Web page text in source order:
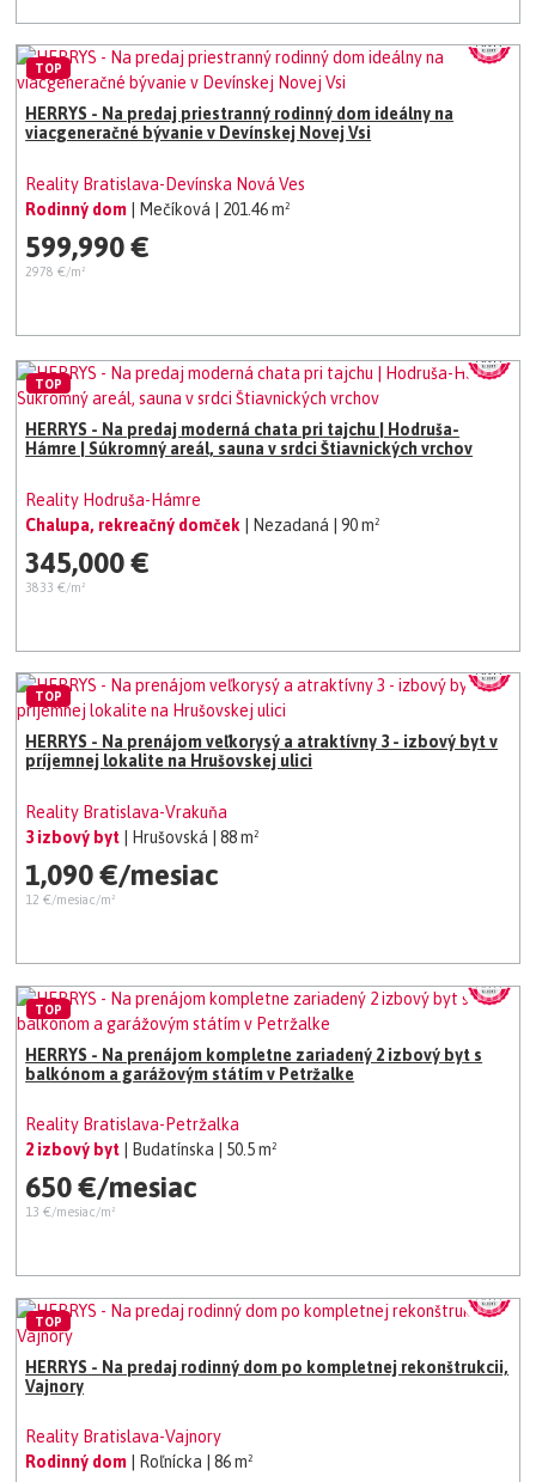
HERRYS - Na predaj priestranný rodinný dom ideálny na
viacgeneračné bývanie v Devínskej Novej Vsi
Reality Bratislava-Devínska Nová Ves
Rodinný dom
| Mečíková | 201.46 m²
599,990 €
2978 €/m²
TOP
HERRYS - Na predaj moderná chata pri tajchu | Hodruša-
Hámre | Súkromný areál, sauna v srdci Štiavnických vrchov
Reality Hodruša-Hámre
Chalupa, rekreačný domček | Nezadaná | 90 m²
345,000 €
3833 €/m²
TOP
HERRYS - Na prenájom veľkorysý a atraktívny 3 - izbový byt v
príjemnej lokalite na Hrušovskej ulici
Reality Bratislava-Vrakuňa
3 izbový byt
| Hrušovská | 88 m²
1,090 €/mesiac
12 €/mesiac/m²
TOP
HERRYS - Na prenájom kompletne zariadený 2 izbový byt s
balkónom a garážovým státím v Petržalke
Reality Bratislava-Petržalka
2 izbový byt
| Budatínska | 50.5 m²
650 €/mesiac
13 €/mesiac/m²
TOP
HERRYS - Na predaj rodinný dom po kompletnej rekonštrukcii,
Vajnory
Reality Bratislava-Vajnory
Rodinný dom
| Roľnícka | 86 m²
TOP